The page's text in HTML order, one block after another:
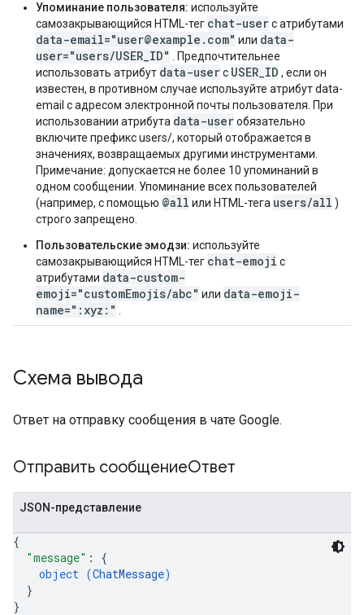
Упоминание пользователя: используйте
самозакрывающийся HTML-тег chat-userс атрибутами
data-email="user@example.com" или data-
user="users/USER_ID"
. Предпочтительнее
использовать атрибут data-userс USER_ID , если он
известен, в противном случае используйте атрибут data-
email с адресом электронной почты пользователя. При
использовании атрибута data-userобязательно
включите префикс users/, который отображается в
значениях, возвращаемых другими инструментами.
Примечание: допускается не более 10 упоминаний в
одном сообщении. Упоминание всех пользователей
(например, с помощью @all или HTML-тега users/all )
строго запрещено.
Пользовательские эмодзи: используйте
самозакрывающийся HTML-тег chat-emoji с
атрибутами data-custom-
emoji="customEmojis/abc" или data-emoji-
name=":xyz:"
Схема вывода
Ответ на отправку сообщения в чате Google.
Отправить сообщениеОтвет
JSON-представление
{
"message" : {
object (ChatMessage)
}
}